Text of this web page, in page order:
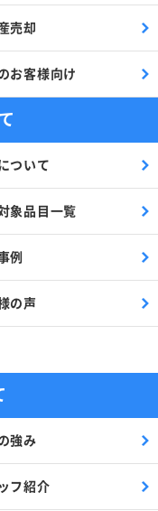
売却
お客様向け
ついて
象品目一覧
例
の声
強み
フ紹介